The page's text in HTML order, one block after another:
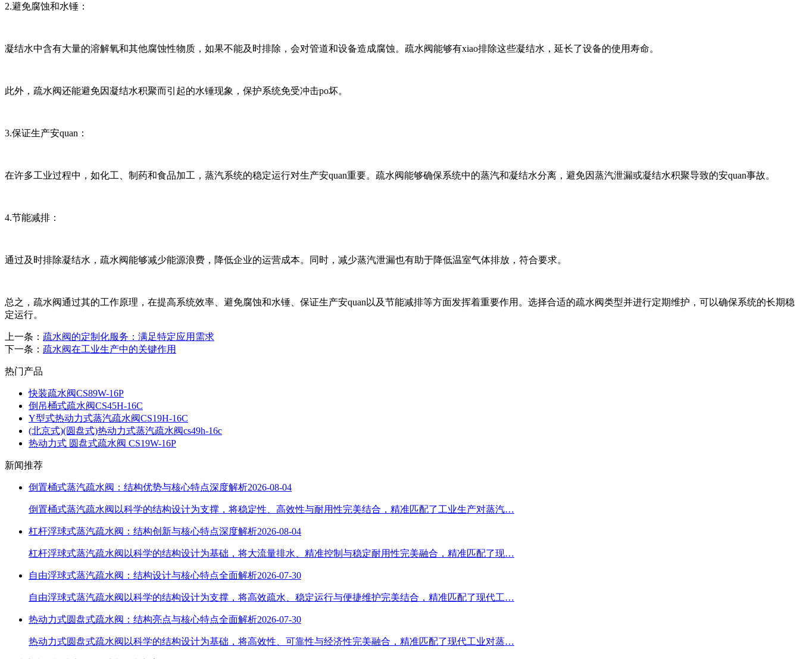
2.避免腐蚀和水锤：
凝结水中含有大量的溶解氧和其他腐蚀性物质，如果不能及时排除，会对管道和设备造成腐蚀。疏水阀能够有xiao排除这些凝结水，延长了设备的使用寿命。
此外，疏水阀还能避免因凝结水积聚而引起的水锤现象，保护系统免受冲击po坏。
3.保证生产安quan：
在许多工业过程中，如化工、制药和食品加工，蒸汽系统的稳定运行对生产安quan重要。疏水阀能够确保系统中的蒸汽和凝结水分离，避免因蒸汽泄漏或凝结水积聚导致的安quan事故。
4.节能减排：
通过及时排除凝结水，疏水阀能够减少能源浪费，降低企业的运营成本。同时，减少蒸汽泄漏也有助于降低温室气体排放，符合要求。
总之，疏水阀通过其的工作原理，在提高系统效率、避免腐蚀和水锤、保证生产安quan以及节能减排等方面发挥着重要作用。选择合适的疏水阀类型并进行定期维护，可以确保系统的长期稳
定运行。
上一条： 疏水阀的定制化服务：满足特定应用需求
下一条： 疏水阀在工业生产中的关键作用
热门产品
快装疏水阀CS89W-16P
倒吊桶式疏水阀CS45H-16C
Y型式热动力式蒸汽疏水阀CS19H-16C
(北京式)(圆盘式)热动力式蒸汽疏水阀cs49h-16c
热动力式 圆盘式疏水阀 CS19W-16P
新闻推荐
倒置桶式蒸汽疏水阀：结构优势与核心特点深度解析2026-08-04
倒置桶式蒸汽疏水阀以科学的结构设计为支撑，将稳定性、高效性与耐用性完美结合，精准匹配了工业生产对蒸汽…
杠杆浮球式蒸汽疏水阀：结构创新与核心特点深度解析2026-08-04
杠杆浮球式蒸汽疏水阀以科学的结构设计为基础，将大流量排水、精准控制与稳定耐用性完美融合，精准匹配了现…
自由浮球式蒸汽疏水阀：结构设计与核心特点全面解析2026-07-30
自由浮球式蒸汽疏水阀以科学的结构设计为支撑，将高效疏水、稳定运行与便捷维护完美结合，精准匹配了现代工…
热动力式圆盘式疏水阀：结构亮点与核心特点全面解析2026-07-30
热动力式圆盘式疏水阀以科学的结构设计为基础，将高效性、可靠性与经济性完美融合，精准匹配了现代工业对蒸…